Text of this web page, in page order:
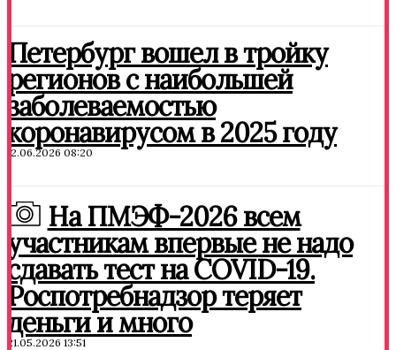
Петербург вошел в тройку
регионов с наибольшей
заболеваемостью
коронавирусом в 2025 году
12.06.2026 08:20
На ПМЭФ-2026 всем
участникам впервые не надо
сдавать тест на COVID-19.
Роспотребнадзор теряет
деньги и много
21.05.2026 13:51